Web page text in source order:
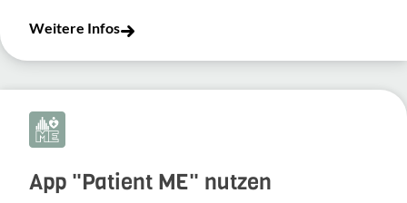
Weitere Infos
App "Patient ME" nutzen